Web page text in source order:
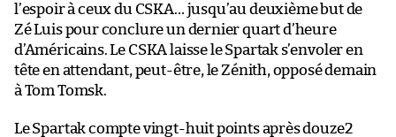
l’espoir à ceux du CSKA… jusqu’au deuxième but de
Zé Luis pour conclure un dernier quart d’heure
d’Américains. Le CSKA laisse le Spartak s’envoler en
tête en attendant, peut-être, le Zénith, opposé demain
à Tom Tomsk.
Le Spartak compte vingt-huit points après douze2